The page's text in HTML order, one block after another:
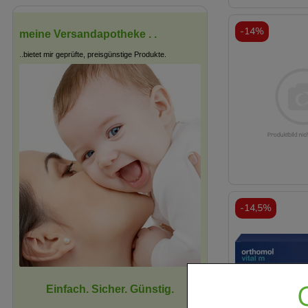
-14%
-14,5%
meine Versandapotheke . .
..bietet mir geprüfte, preisgünstige Produkte.
Einfach. Sicher. Günstig.